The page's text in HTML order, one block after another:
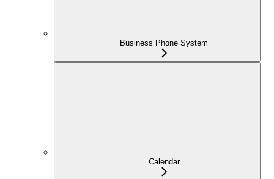
Business Phone System
Calendar